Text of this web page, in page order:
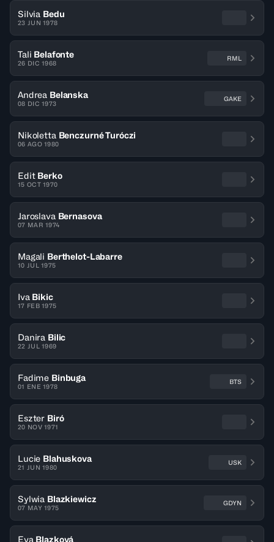
Silvia Bedu
23 JUN 1978
Tali Belafonte
26 DIC 1968
RML
Andrea Belanska
08 DIC 1973
GAKE
Nikoletta Benczurné Turóczi
06 AGO 1980
Edit Berko
15 OCT 1970
Jaroslava Bernasova
07 MAR 1974
Magali Berthelot-Labarre
10 JUL 1975
Iva Bikic
17 FEB 1975
Danira Bilic
22 JUL 1969
Fadime Binbuga
01 ENE 1978
BTS
Eszter Biró
20 NOV 1971
Lucie Blahuskova
21 JUN 1980
USK
Sylwia Blazkiewicz
07 MAY 1975
GDYN
Eva Blazková